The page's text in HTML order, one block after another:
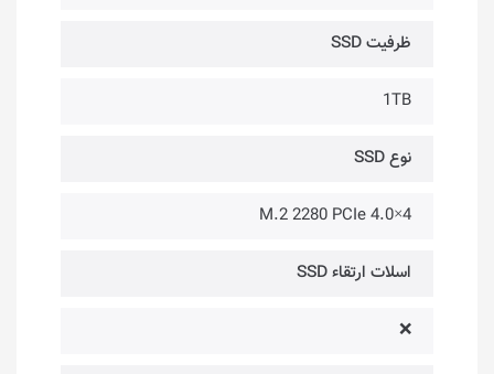
ظرفیت SSD
1TB
نوع SSD
M.2 2280 PCIe 4.0×4
اسلات ارتقاء SSD
❌